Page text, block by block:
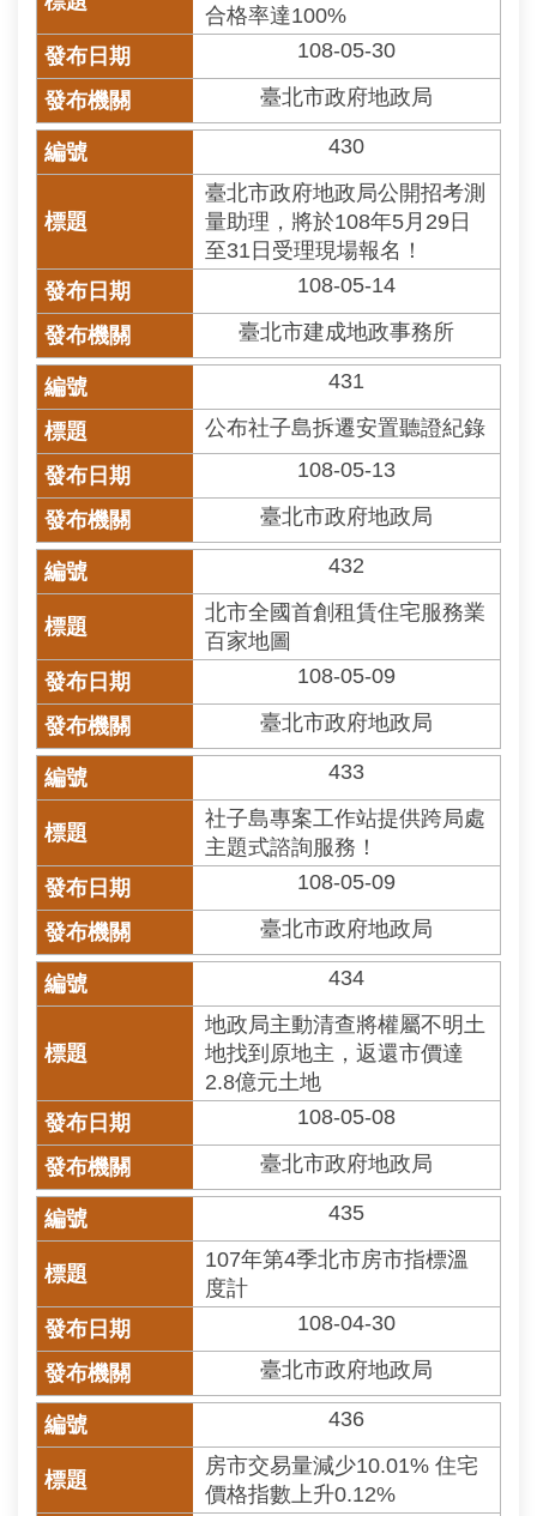
全
策
料
放
告
絡
訊
合格率達100%
108-05-30
臺北市政府地政局
430
臺北市政府地政局公開招考測
量助理，將於108年5月29日
至31日受理現場報名！
108-05-14
臺北市建成地政事務所
431
公布社子島拆遷安置聽證紀錄
108-05-13
臺北市政府地政局
432
北市全國首創租賃住宅服務業
百家地圖
108-05-09
臺北市政府地政局
433
社子島專案工作站提供跨局處
主題式諮詢服務！
108-05-09
臺北市政府地政局
434
地政局主動清查將權屬不明土
地找到原地主，返還市價達
2.8億元土地
108-05-08
臺北市政府地政局
435
107年第4季北市房市指標溫
度計
108-04-30
臺北市政府地政局
436
房市交易量減少10.01% 住宅
價格指數上升0.12%